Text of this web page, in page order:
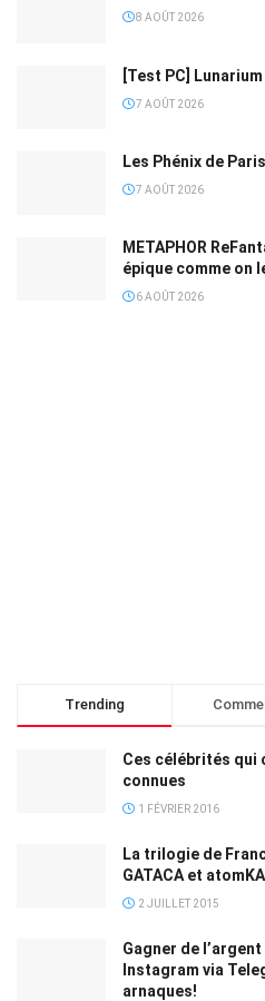
8 AOÛT 2026
[Test PC] Lunarium
7 AOÛT 2026
Les Phénix de
7 AOÛT 2026
METAPHOR
épique comme on
6 AOÛT 2026
Trending
Ces célébrités qui
connues
1 FÉVRIER 2016
La trilogie de
GATACA et
2 JUILLET 2015
Gagner de
Instagram via
arnaques!